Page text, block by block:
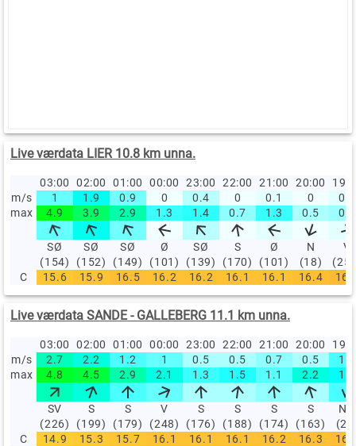
Live værdata LIER 10.8 km unna.
03:00 02:00 01:00 00:00 23:00 22:00 21:00 20:00
m/s
1 1.9 0.9 0 0.4 0 0.1 0
0.1
max
4.9 3.9 2.9 1.3 1.4 0.7 1.3 0.5 0.6
SØ
(154)
SØ
(152)
SØ
(149)
Ø
(101)
SØ
(139)
S
(170)
Ø
(101)
N
(18)
V
C
15.6 15.9 16.5 16.2 16.2 16.1 16.1 16.4
Live værdata SANDE - GALLEBERG 11.1 km unna.
03:00 02:00 01:00 00:00 23:00 22:00 21:00 20:00
m/s
2.7 2.2 1.2 1 0.5 0.5 0.7 0.5
1.2
max
4.8 4.5 2.9 2.1 1.3 1.5 1.1 2.2 1.8
SV
(226)
S
(199)
S
(179)
V
(248)
S
(176)
S
(188)
S
(174)
S
(163)
NØ
C
14.9 15.3 15.7 16.1 16.1 16.1 16.2 16.3